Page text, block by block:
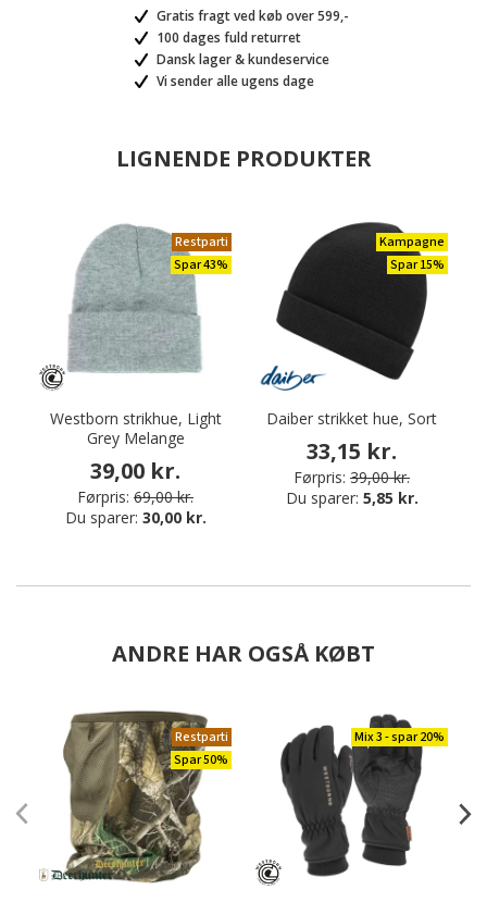
Gratis fragt ved køb over 599,-
100 dages fuld returret
Dansk lager & kundeservice
Vi sender alle ugens dage
LIGNENDE PRODUKTER
Restparti
Spar 43%
Westborn strikhue, Light
Grey Melange
39,00 kr.
Førpris: 69,00 kr.
Du sparer: 30,00 kr.
Kampagne
Spar 15%
Daiber strikket hue, Sort
33,15 kr.
Førpris: 39,00 kr.
Du sparer: 5,85 kr.
ANDRE HAR OGSÅ KØBT
Restparti
Spar 50%
Mix 3 - spar 20%